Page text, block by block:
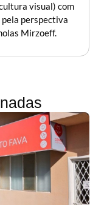
visual) com
perspectiva
Mirzoeff.